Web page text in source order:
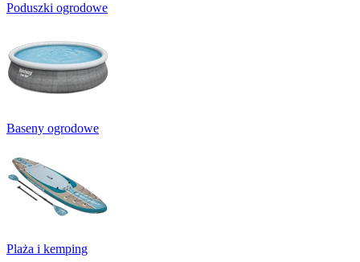
Poduszki ogrodowe
Baseny ogrodowe
Plaża i kemping